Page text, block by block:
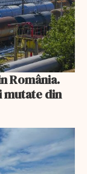
România.
mutate din